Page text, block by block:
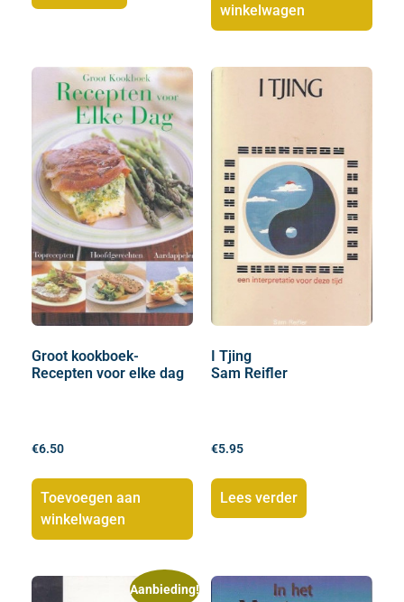
winkelwagen
Groot kookboek-
Recepten voor elke dag
€6.50
Toevoegen aan
winkelwagen
I Tjing
Sam Reifler
€5.95
Lees verder
Aanbieding!